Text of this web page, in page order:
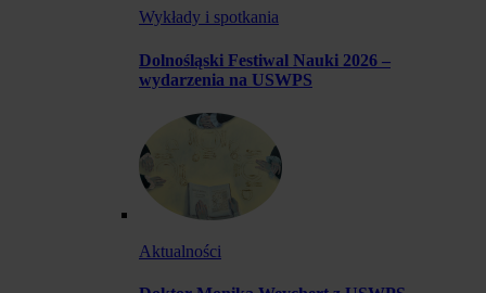
Wykłady i spotkania
Dolnośląski Festiwal Nauki 2026 –
wydarzenia na USWPS
Aktualności